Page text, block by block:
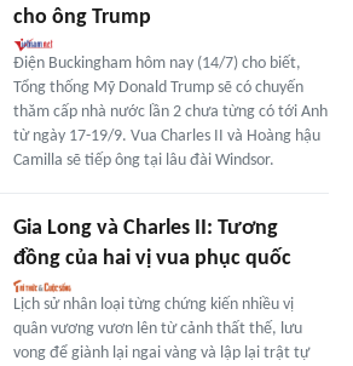
cho ông Trump
Điện Buckingham hôm nay (14/7) cho biết,
Tổng thống Mỹ Donald Trump sẽ có chuyến
thăm cấp nhà nước lần 2 chưa từng có tới Anh
từ ngày 17-19/9. Vua Charles II và Hoàng hậu
Camilla sẽ tiếp ông tại lâu đài Windsor.
Gia Long và Charles II: Tương
đồng của hai vị vua phục quốc
Lịch sử nhân loại từng chứng kiến nhiều vị
quân vương vươn lên từ cảnh thất thế, lưu
vong để giành lại ngai vàng và lập lại trật tự